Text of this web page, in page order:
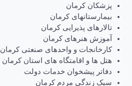
پزشکان کرمان
بیمارستانهای کرمان
تالارهای پذیرایی کرمان
آموزش هنرهای کرمان
کارخانجات و واحدهای صنعتی کرمان
هتل ها و اقامتگاه های استان کرمان
دفاتر پیشخوان خدمات دولت
سبک زندگی مردم کرمان